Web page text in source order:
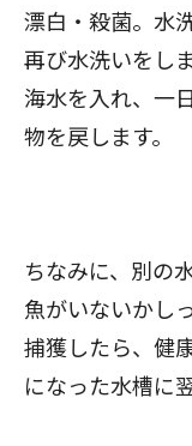
漂白・殺菌。水
再び水洗いをし
海水を入れ、一
物を戻します。
ちなみに、別の
魚がいないかし
捕獲したら、健
になった水槽に